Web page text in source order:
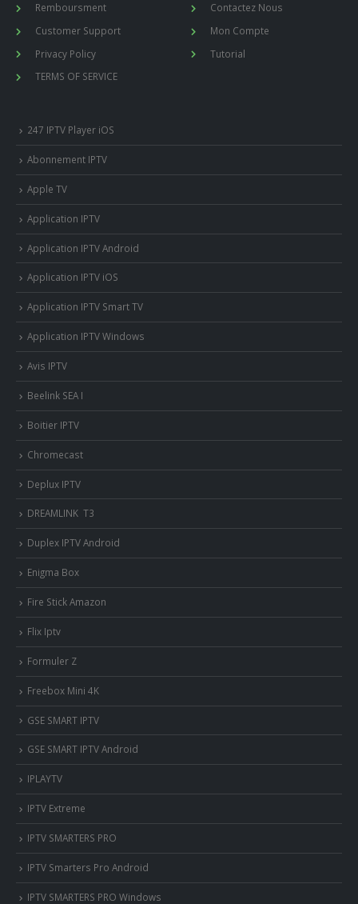
Remboursment
Customer Support
Privacy Policy
TERMS OF SERVICE
Contactez Nous
Mon Compte
Tutorial
247 IPTV Player iOS
Abonnement IPTV
Apple TV
Application IPTV
Application IPTV Android
Application IPTV iOS
Application IPTV Smart TV
Application IPTV Windows
Avis IPTV
Beelink SEA I
Boitier IPTV
Chromecast
Deplux IPTV
DREAMLINK T3
Duplex IPTV Android
Enigma Box
Fire Stick Amazon
Flix Iptv
Formuler Z
Freebox Mini 4K
‎GSE SMART IPTV
GSE SMART IPTV Android
IPLAYTV
IPTV Extreme
IPTV SMARTERS PRO
IPTV Smarters Pro Android
IPTV SMARTERS PRO Windows